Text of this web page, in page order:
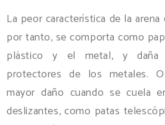
La peor característica de la
por tanto, se comporta como
plástico y el metal, y daña
protectores de los metales.
mayor daño cuando se cuela
deslizantes, como patas